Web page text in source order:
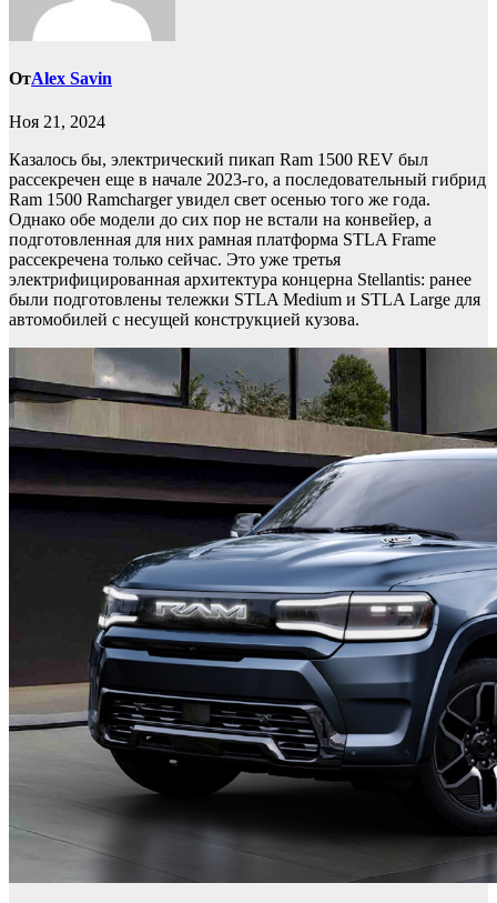
ОтAlex Savin
Ноя 21, 2024
Казалось бы, электрический пикап Ram 1500 REV был
рассекречен еще в начале 2023-го, а последовательный гибрид
Ram 1500 Ramcharger увидел свет осенью того же года.
Однако обе модели до сих пор не встали на конвейер, а
подготовленная для них рамная платформа STLA Frame
рассекречена только сейчас. Это уже третья
электрифицированная архитектура концерна Stellantis: ранее
были подготовлены тележки STLA Medium и STLA Large для
автомобилей с несущей конструкцией кузова.